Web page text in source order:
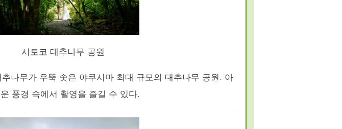
시토코 대추나무 공원
나무가 우뚝 솟은 야쿠시마 최대 규모의 대추나무 공원. 아
풍경 속에서 촬영을 즐길 수 있다.